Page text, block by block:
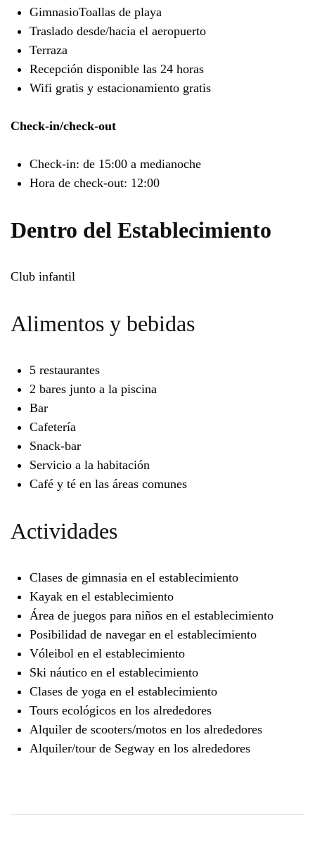
GimnasioToallas de playa
Traslado desde/hacia el aeropuerto
Terraza
Recepción disponible las 24 horas
Wifi gratis y estacionamiento gratis
Check-in/check-out
Check-in: de 15:00 a medianoche
Hora de check-out: 12:00
Dentro del Establecimiento
Club infantil
Alimentos y bebidas
5 restaurantes
2 bares junto a la piscina
Bar
Cafetería
Snack-bar
Servicio a la habitación
Café y té en las áreas comunes
Actividades
Clases de gimnasia en el establecimiento
Kayak en el establecimiento
Área de juegos para niños en el establecimiento
Posibilidad de navegar en el establecimiento
Vóleibol en el establecimiento
Ski náutico en el establecimiento
Clases de yoga en el establecimiento
Tours ecológicos en los alrededores
Alquiler de scooters/motos en los alrededores
Alquiler/tour de Segway en los alrededores